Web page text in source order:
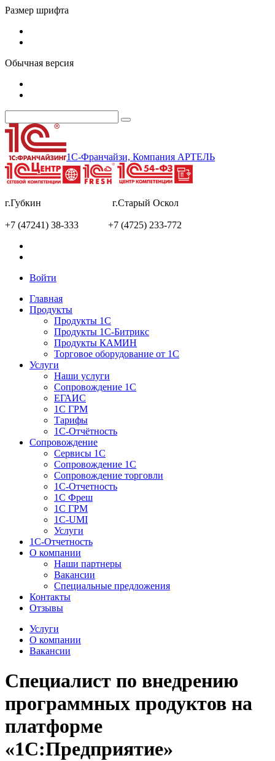
Размер шрифта
Обычная версия
1С-Франчайзи, Компания АРТЕЛЬ
г.Губкин г.Старый Оскол
+7 (47241) 38-333 +7 (4725) 233-772
Войти
Главная
Продукты
Продукты 1С
Продукты 1С-Битрикс
Продукты КАМИН
Торговое оборудование от 1С
Услуги
Наши услуги
Сопровождение 1С
ЕГАИС
1С ГРМ
Тарифы
1С-Отчётность
Сопровождение
Сервисы 1С
Сопровождение 1С
Сопровождение торговли
1С-Отчетность
1С Фреш
1С ГРМ
1C-UMI
Услуги
1С-Отчетность
О компании
Наши партнеры
Вакансии
Специальные предложения
Контакты
Отзывы
Услуги
О компании
Вакансии
Специалист по внедрению
программных продуктов на
платформе
«1С:Предприятие»